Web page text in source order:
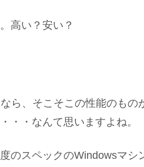
高い？安い？
ら、そこそこの性能のもの
・・なんて思いますよね。
のスペックのWindowsマシ